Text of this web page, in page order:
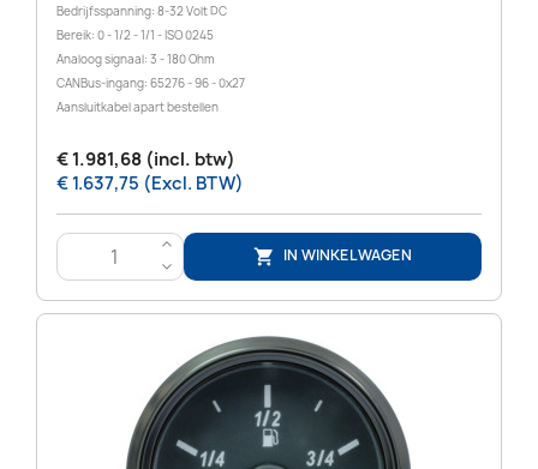
Bedrijfsspanning: 8-32 Volt DC
Bereik: 0 - 1/2 - 1/1 - ISO 0245
Analoog signaal: 3 - 180 Ohm
CANBus-ingang: 65276 - 96 - 0x27
Aansluitkabel apart bestellen
€ 1.981,68 (incl. btw)
€ 1.637,75 (Excl. BTW)
>
<
 IN WINKELWAGEN